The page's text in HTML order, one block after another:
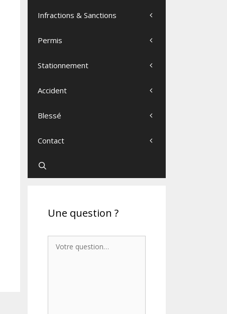
Infractions & Sanctions
Permis
Stationnement
Accident
Blessé
Contact
Une question ?